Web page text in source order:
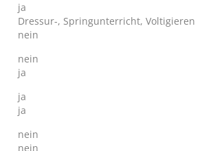
ja
Dressur-, Springunterricht, Voltigieren
nein
nein
ja
ja
ja
nein
nein